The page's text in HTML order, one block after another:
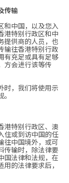
传输
和中国，以及您入
港特别行政区和中
提供商的人员，也
输往香港特别行政
有充足或具有足够
方会进行该等传
时，我们将使用示
特别行政区、澳
住或到访中国的任
往中国境外，或可
传输时，除法律要
国法律和法规，在
的法律要求后，